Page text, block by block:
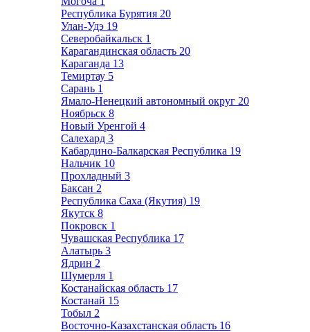
Республика Бурятия 20
Улан-Удэ 19
Северобайкальск 1
Карагандинская область 20
Караганда 13
Темиртау 5
Сарань 1
Ямало-Ненецкий автономный округ 20
Ноябрьск 8
Новый Уренгой 4
Салехард 3
Кабардино-Балкарская Республика 19
Нальчик 10
Прохладный 3
Баксан 2
Республика Саха (Якутия) 19
Якутск 8
Покровск 1
Чувашская Республика 17
Алатырь 3
Ядрин 2
Шумерля 1
Костанайская область 17
Костанай 15
Тобыл 2
Восточно-Казахстанская область 16